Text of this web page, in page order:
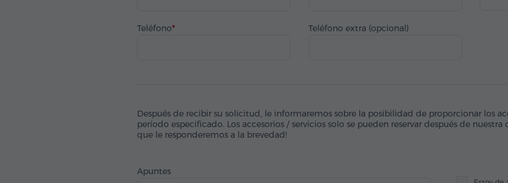
Teléfono Teléfono extra (opcional)
Después de recibir su solicitud, le informaremos sobre la posibilidad de proporcionar los
período especificado. Los accesorios / servicios solo se pueden reservar después de
que le responderemos a la brevedad!
Apuntes